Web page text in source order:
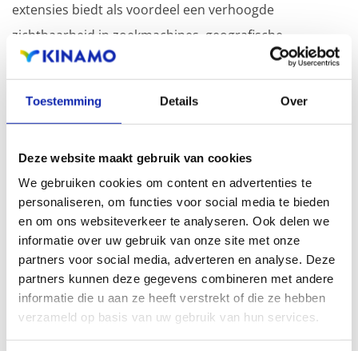
Toestemming Details Over
Deze website maakt gebruik van cookies
We gebruiken cookies om content en advertenties te
personaliseren, om functies voor social media te bieden
en om ons websiteverkeer te analyseren. Ook delen we
informatie over uw gebruik van onze site met onze
partners voor social media, adverteren en analyse. Deze
partners kunnen deze gegevens combineren met andere
informatie die u aan ze heeft verstrekt of die ze hebben
verzameld op basis van uw gebruik van hun services.
extensies biedt als voordeel een verhoogde
zichtbaarheid in zoekmachines, geografische
aanwezigheid en verbeterde aanwezigheid bij lokale
Registreer uw domeinnamen